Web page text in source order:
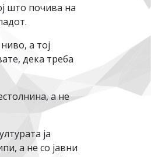
што почива на
а тој
дека треба
а не
ја
а не со јавни